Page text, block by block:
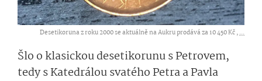
Desetikoruna z roku 2000 se aktuálně na Aukru prodává za 10 450 Kč ,...
Šlo o klasickou desetikorunu s Petrovem,
tedy s Katedrálou svatého Petra a Pavla